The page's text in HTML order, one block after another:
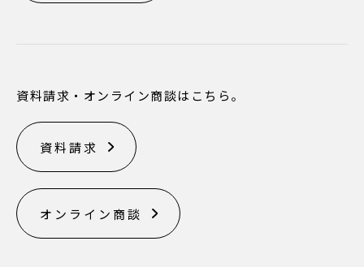
資料請求・オンライン商談はこちら。
資料請求
オンライン商談